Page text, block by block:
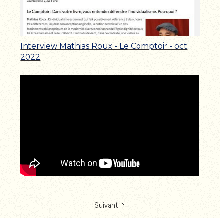
Interview Mathias Roux - Le Comptoir - oct
2022
Suivant